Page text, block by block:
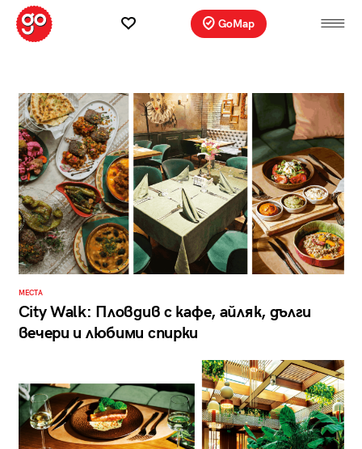
GoMap
МЕСТА
City Walk: Пловдив с кафе, айляк, дълги
вечери и любими спирки